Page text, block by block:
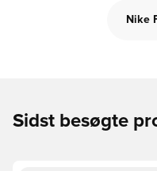
Nike
Sidst besøgte